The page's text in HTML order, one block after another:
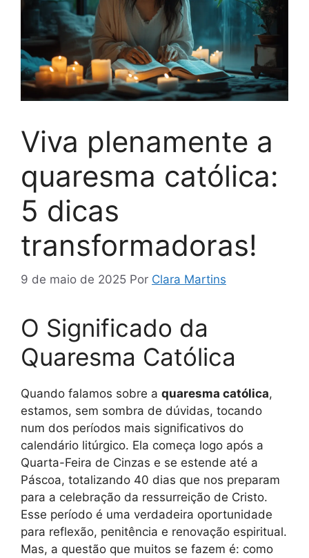
Viva plenamente a
quaresma católica:
5 dicas
transformadoras!
9 de maio de 2025 Por Clara Martins
O Significado da
Quaresma Católica
Quando falamos sobre a quaresma católica,
estamos, sem sombra de dúvidas, tocando
num dos períodos mais significativos do
calendário litúrgico. Ela começa logo após a
Quarta-Feira de Cinzas e se estende até a
Páscoa, totalizando 40 dias que nos preparam
para a celebração da ressurreição de Cristo.
Esse período é uma verdadeira oportunidade
para reflexão, penitência e renovação espiritual.
Mas, a questão que muitos se fazem é: como